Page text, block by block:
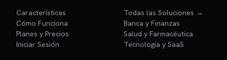
Características
Cómo Funciona
Planes y Precios
Iniciar Sesión
Todas las Soluciones →
Banca y Finanzas
Salud y Farmacéutica
Tecnología y SaaS